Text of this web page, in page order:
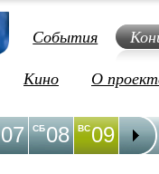
События
Кино О
07 08
СБ 09
ВС 10
ПН